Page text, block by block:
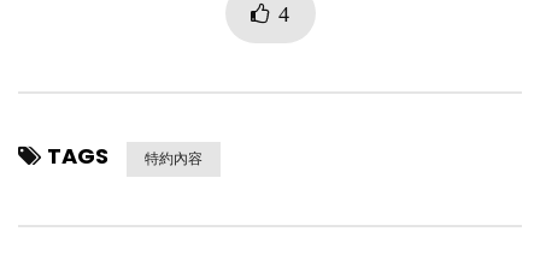
4
TAGS 特約內容